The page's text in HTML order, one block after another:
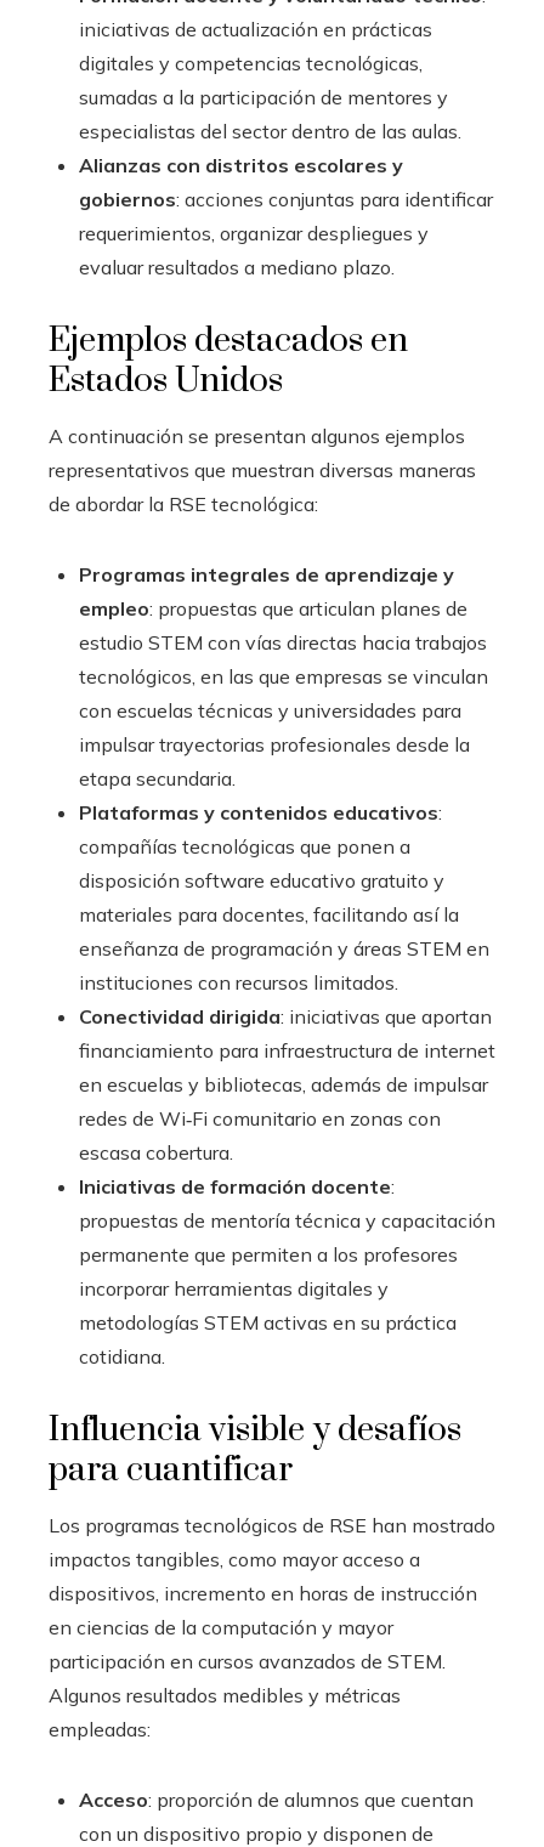
iniciativas de actualización en prácticas
digitales y competencias tecnológicas,
sumadas a la participación de mentores y
especialistas del sector dentro de las aulas.
Alianzas con distritos escolares y
gobiernos: acciones conjuntas para identificar
requerimientos, organizar despliegues y
evaluar resultados a mediano plazo.
Ejemplos destacados en
Estados Unidos
A continuación se presentan algunos ejemplos
representativos que muestran diversas maneras
de abordar la RSE tecnológica:
Programas integrales de aprendizaje y
empleo: propuestas que articulan planes de
estudio STEM con vías directas hacia trabajos
tecnológicos, en las que empresas se vinculan
con escuelas técnicas y universidades para
impulsar trayectorias profesionales desde la
etapa secundaria.
Plataformas y contenidos educativos:
compañías tecnológicas que ponen a
disposición software educativo gratuito y
materiales para docentes, facilitando así la
enseñanza de programación y áreas STEM en
instituciones con recursos limitados.
Conectividad dirigida: iniciativas que aportan
financiamiento para infraestructura de internet
en escuelas y bibliotecas, además de impulsar
redes de Wi‑Fi comunitario en zonas con
escasa cobertura.
Iniciativas de formación docente:
propuestas de mentoría técnica y capacitación
permanente que permiten a los profesores
incorporar herramientas digitales y
metodologías STEM activas en su práctica
cotidiana.
Influencia visible y desafíos
para cuantificar
Los programas tecnológicos de RSE han mostrado
impactos tangibles, como mayor acceso a
dispositivos, incremento en horas de instrucción
en ciencias de la computación y mayor
participación en cursos avanzados de STEM.
Algunos resultados medibles y métricas
empleadas:
Acceso: proporción de alumnos que cuentan
con un dispositivo propio y disponen de